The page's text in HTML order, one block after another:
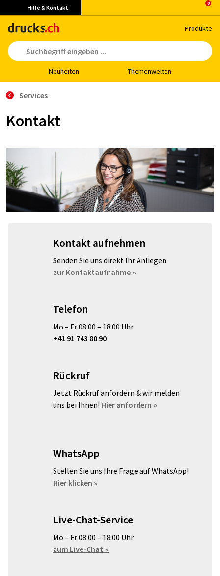
Hilfe & Kontakt
Pro­duk­te
Neu­hei­ten The­men­wel­ten
Services
Kontakt
Kontakt aufnehmen
Senden Sie uns direkt Ihr Anliegen
zur Kontaktaufnahme »
Telefon
Mo – Fr 08:00 – 18:00 Uhr
+41 91 743 80 90
Rückruf
Jetzt Rückruf anfordern & wir melden
uns bei Ihnen! Hier anfordern »
WhatsApp
Stellen Sie uns Ihre Frage auf WhatsApp!
Hier klicken »
Live-Chat-Service
Mo – Fr 08:00 – 18:00 Uhr
zum Live-Chat »